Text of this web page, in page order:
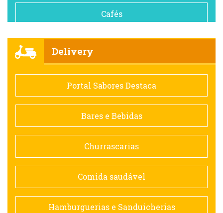
Cafés
Comida saudável
Contemporânea
Doceria
Espanhola
Francesa
Delivery
Portal Sabores Destaca
Bares e Bebidas
Churrascarias
Comida saudável
Hamburguerias e Sanduicherias